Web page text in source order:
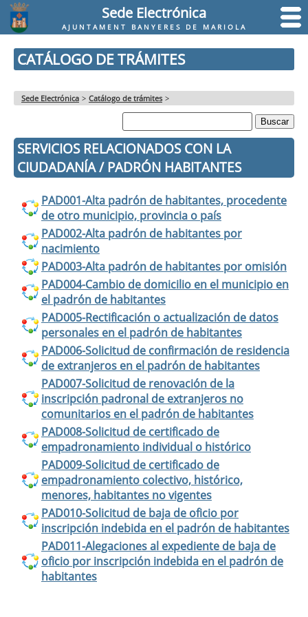
Sede Electrónica
AJUNTAMENT BANYERES DE MARIOLA
CATÁLOGO DE TRÁMITES
Sede Electrónica > Catálogo de trámites >
SERVICIOS RELACIONADOS CON LA
CIUDADANÍA / PADRÓN HABITANTES
PAD001-Alta padrón de habitantes, procedente
de otro municipio, provincia o país
PAD002-Alta padrón de habitantes por
nacimiento
PAD003-Alta padrón de habitantes por omisión
PAD004-Cambio de domicilio en el municipio en
el padrón de habitantes
PAD005-Rectificación o actualización de datos
personales en el padrón de habitantes
PAD006-Solicitud de confirmación de residencia
de extranjeros en el padrón de habitantes
PAD007-Solicitud de renovación de la
inscripción padronal de extranjeros no
comunitarios en el padrón de habitantes
PAD008-Solicitud de certificado de
empadronamiento individual o histórico
PAD009-Solicitud de certificado de
empadronamiento colectivo, histórico,
menores, habitantes no vigentes
PAD010-Solicitud de baja de oficio por
inscripción indebida en el padrón de habitantes
PAD011-Alegaciones al expediente de baja de
oficio por inscripción indebida en el padrón de
habitantes